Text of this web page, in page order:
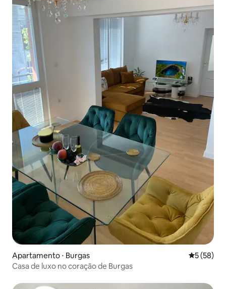
Apartamento ⋅ Burgas 5 de uma
5 (58)
Casa de luxo no coração de Burgas